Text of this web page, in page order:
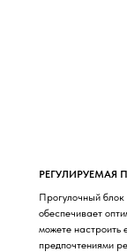
Прогулочный блок
обеспечивает
можете настроить
предпочтениями